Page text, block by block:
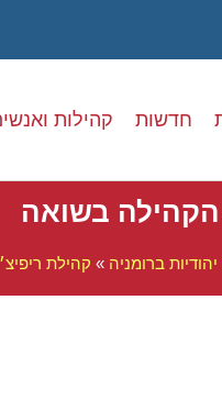
חדשות קהילות
הקהילה בשואה
ברומניה » קהילת